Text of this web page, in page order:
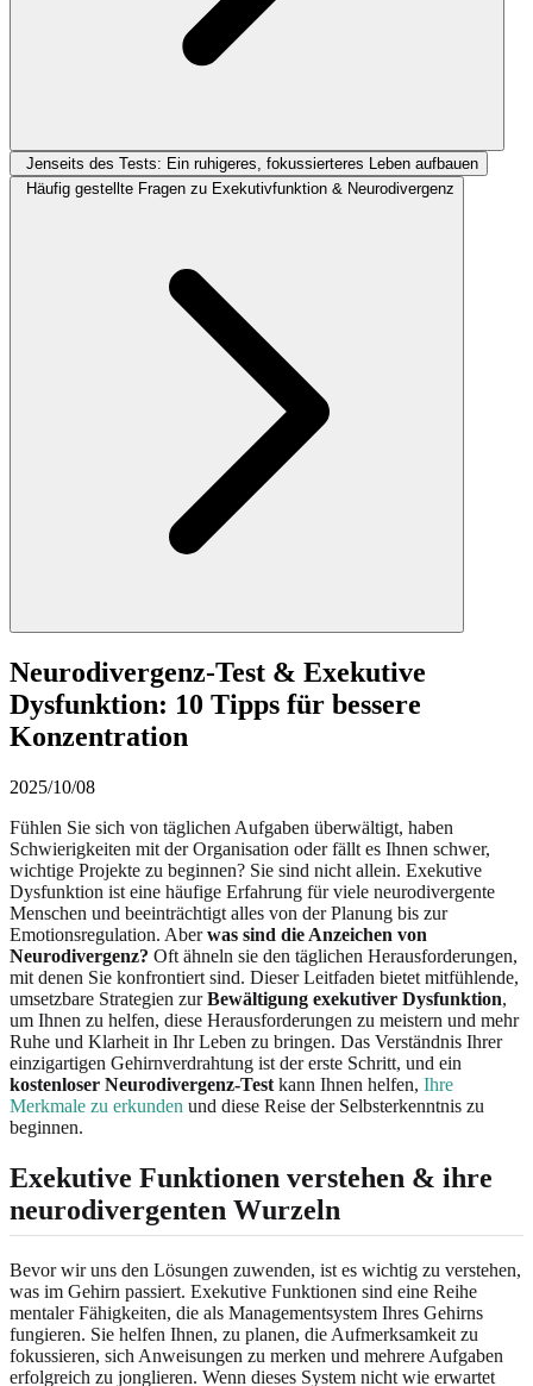
Jenseits des Tests: Ein ruhigeres, fokussierteres Leben aufbauen
Häufig gestellte Fragen zu Exekutivfunktion & Neurodivergenz
Neurodivergenz-Test & Exekutive
Dysfunktion: 10 Tipps für bessere
Konzentration
2025/10/08
Fühlen Sie sich von täglichen Aufgaben überwältigt, haben
Schwierigkeiten mit der Organisation oder fällt es Ihnen schwer,
wichtige Projekte zu beginnen? Sie sind nicht allein. Exekutive
Dysfunktion ist eine häufige Erfahrung für viele neurodivergente
Menschen und beeinträchtigt alles von der Planung bis zur
Emotionsregulation. Aberwas sind die Anzeichen von
Neurodivergenz? Oft ähneln sie den täglichen Herausforderungen,
mit denen Sie konfrontiert sind. Dieser Leitfaden bietet mitfühlende,
umsetzbare Strategien zurBewältigung exekutiver Dysfunktion,
um Ihnen zu helfen, diese Herausforderungen zu meistern und mehr
Ruhe und Klarheit in Ihr Leben zu bringen. Das Verständnis Ihrer
einzigartigen Gehirnverdrahtung ist der erste Schritt, und ein
kostenloser Neurodivergenz-Test kann Ihnen helfen, Ihre
Merkmale zu erkunden und diese Reise der Selbsterkenntnis zu
beginnen.
Exekutive Funktionen verstehen & ihre
neurodivergenten Wurzeln
Bevor wir uns den Lösungen zuwenden, ist es wichtig zu verstehen,
was im Gehirn passiert. Exekutive Funktionen sind eine Reihe
mentaler Fähigkeiten, die als Managementsystem Ihres Gehirns
fungieren. Sie helfen Ihnen, zu planen, die Aufmerksamkeit zu
fokussieren, sich Anweisungen zu merken und mehrere Aufgaben
erfolgreich zu jonglieren. Wenn dieses System nicht wie erwartet